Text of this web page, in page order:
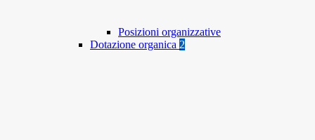
Posizioni organizzative
Dotazione organica 2